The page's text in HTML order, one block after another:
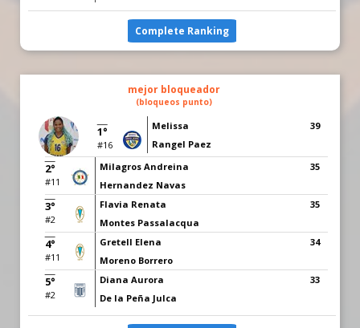
Complete Ranking
mejor bloqueador
(bloqueos punto)
1°
#16
Melissa
Rangel Paez
39
2°
#11
Milagros Andreina
Hernandez Navas
35
3°
#2
Flavia Renata
Montes Passalacqua
35
4°
#11
Gretell Elena
Moreno Borrero
34
5°
#2
Diana Aurora
De la Peña Julca
33